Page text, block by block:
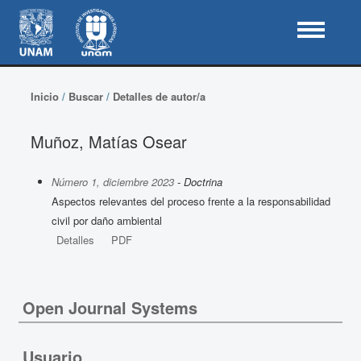
Inicio/ Buscar/ Detalles de autor/a
Muñoz, Matías Osear
Número 1, diciembre 2023- Doctrina
Aspectos relevantes del proceso frente a la responsabilidad
civil por daño ambiental
Detalles
PDF
Open Journal Systems